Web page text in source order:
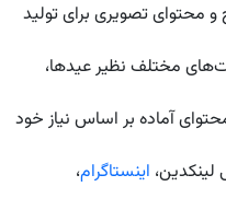
محتوای تصویری برای تولید
مختلف نظیر عید‌ها،
آماده بر اساس نیاز خود
اینستاگرام،